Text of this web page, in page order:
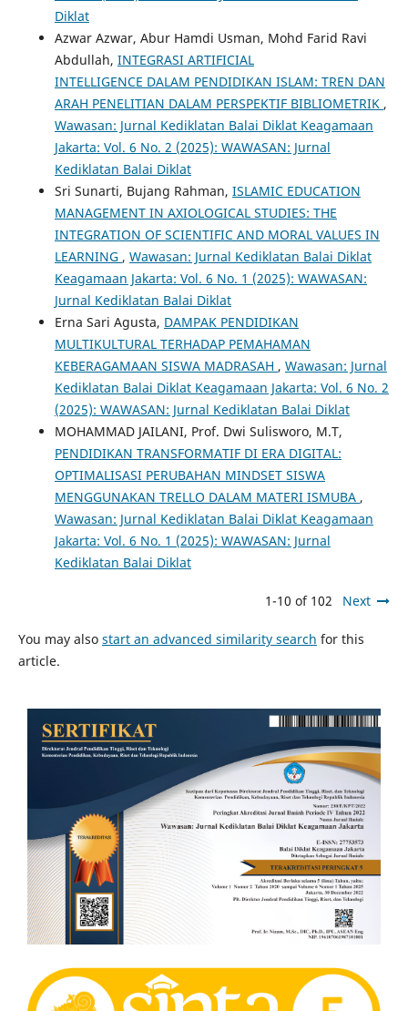
Diklat
Azwar Azwar, Abur Hamdi Usman, Mohd Farid Ravi
Abdullah, INTEGRASI ARTIFICIAL
INTELLIGENCE DALAM PENDIDIKAN ISLAM: TREN DAN
ARAH PENELITIAN DALAM PERSPEKTIF BIBLIOMETRIK ,
Wawasan: Jurnal Kediklatan Balai Diklat Keagamaan
Jakarta: Vol. 6 No. 2 (2025): WAWASAN: Jurnal
Kediklatan Balai Diklat
Sri Sunarti, Bujang Rahman, ISLAMIC EDUCATION
MANAGEMENT IN AXIOLOGICAL STUDIES: THE
INTEGRATION OF SCIENTIFIC AND MORAL VALUES IN
LEARNING , Wawasan: Jurnal Kediklatan Balai Diklat
Keagamaan Jakarta: Vol. 6 No. 1 (2025): WAWASAN:
Jurnal Kediklatan Balai Diklat
Erna Sari Agusta, DAMPAK PENDIDIKAN
MULTIKULTURAL TERHADAP PEMAHAMAN
KEBERAGAMAAN SISWA MADRASAH , Wawasan: Jurnal
Kediklatan Balai Diklat Keagamaan Jakarta: Vol. 6 No. 2
(2025): WAWASAN: Jurnal Kediklatan Balai Diklat
MOHAMMAD JAILANI, Prof. Dwi Sulisworo, M.T,
PENDIDIKAN TRANSFORMATIF DI ERA DIGITAL:
OPTIMALISASI PERUBAHAN MINDSET SISWA
MENGGUNAKAN TRELLO DALAM MATERI ISMUBA ,
Wawasan: Jurnal Kediklatan Balai Diklat Keagamaan
Jakarta: Vol. 6 No. 1 (2025): WAWASAN: Jurnal
Kediklatan Balai Diklat
1-10 of 102 Next
You may also start an advanced similarity search for this
article.